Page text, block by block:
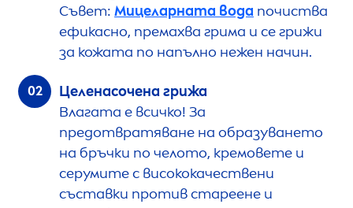
Съвет: Мицеларната вода почиства
ефикасно, премахва грима и се грижи
за кожата по напълно нежен начин.
Целенасочена грижа
Влагата е всичко! За
предотвратяване на образуването
на бръчки по челото, кремовете и
серумите с висококачествени
съставки против стареене и